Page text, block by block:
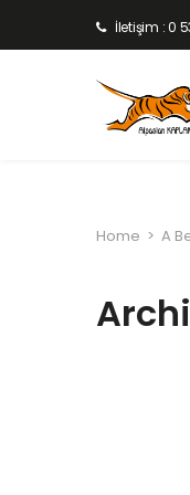
İletişim : 0
Home > A